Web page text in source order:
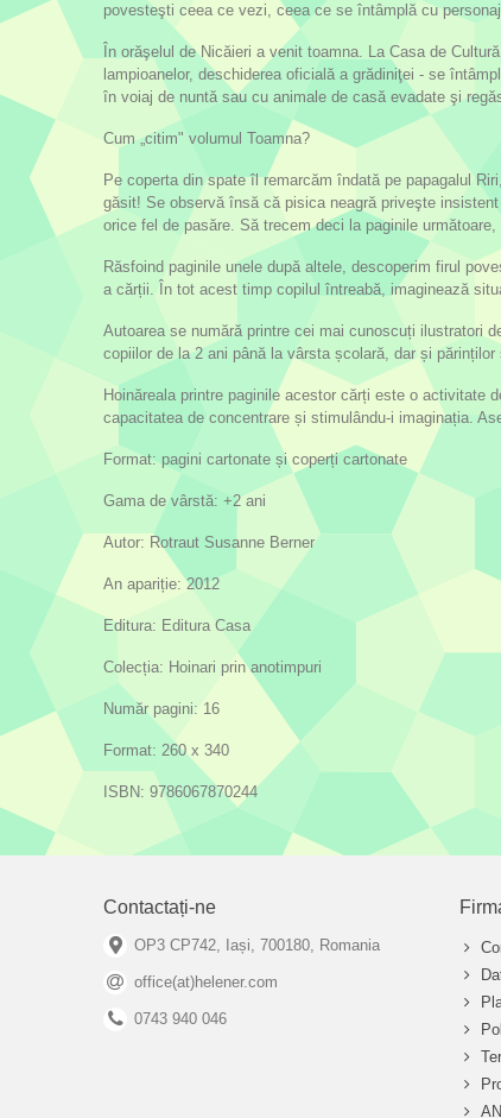
povesteşti ceea ce vezi, ceea ce se întâmplă cu
În orăşelul de Nicăieri a venit toamna. La Casa de
lampioanelor, deschiderea oficială a grădiniţei - se
în voiaj de nuntă sau cu animale de casă evadate şi
Cum „citim" volumul Toamna?
Pe coperta din spate îl remarcăm îndată pe papagalul
găsit! Se observă însă că pisica neagră priveşte
orice fel de pasăre. Să trecem deci la paginile
Răsfoind paginile unele după altele, descoperim firul
a cărții. În tot acest timp copilul întreabă, imaginează
Autoarea se numără printre cei mai cunoscuți ilustratori
copiilor de la 2 ani până la vârsta școlară, dar și părinților
Hoinăreala printre paginile acestor cărți este o
capacitatea de concentrare și stimulându-i imaginația.
Format: pagini cartonate și coperți cartonate
Gama de vârstă: +2 ani
Autor: Rotraut Susanne Berner
An apariție: 2012
Editura: Editura Casa
Colecția: Hoinari prin anotimpuri
Număr pagini: 16
Format: 260 x 340
ISBN: 9786067870244
Contactați-ne
OP3 CP742, Iași, 700180, Romania
office(at)helener.com
0743 940 046